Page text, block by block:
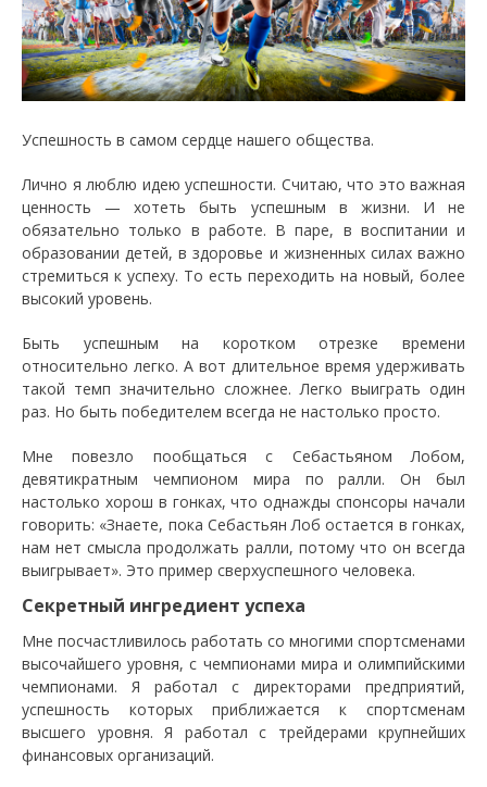
Успешность в самом сердце нашего общества.
Лично я люблю идею успешности. Считаю, что это важная
ценность — хотеть быть успешным в жизни. И не
обязательно только в работе. В паре, в воспитании и
образовании детей, в здоровье и жизненных силах важно
стремиться к успеху. То есть переходить на новый, более
высокий уровень.
Быть успешным на коротком отрезке времени
относительно легко. А вот длительное время удерживать
такой темп значительно сложнее. Легко выиграть один
раз. Но быть победителем всегда не настолько просто.
Мне повезло пообщаться с Себастьяном Лобом,
девятикратным чемпионом мира по ралли. Он был
настолько хорош в гонках, что однажды спонсоры начали
говорить: «Знаете, пока Себастьян Лоб остается в гонках,
нам нет смысла продолжать ралли, потому что он всегда
выигрывает». Это пример сверхуспешного человека.
Секретный ингредиент успеха
Мне посчастливилось работать со многими спортсменами
высочайшего уровня, с чемпионами мира и олимпийскими
чемпионами. Я работал с директорами предприятий,
успешность которых приближается к спортсменам
высшего уровня. Я работал с трейдерами крупнейших
финансовых организаций.